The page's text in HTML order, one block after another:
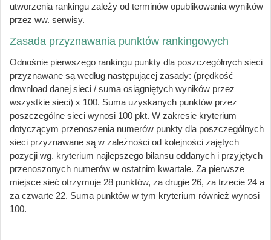
utworzenia rankingu zależy od terminów opublikowania wyników
przez ww. serwisy.
Zasada przyznawania punktów rankingowych
Odnośnie pierwszego rankingu punkty dla poszczegółnych sieci
przyznawane są według następującej zasady: (prędkość
download danej sieci / suma osiągniętych wyników przez
wszystkie sieci) x 100. Suma uzyskanych punktów przez
poszczególne sieci wynosi 100 pkt. W zakresie kryterium
dotyczącym przenoszenia numerów punkty dla poszczególnych
sieci przyznawane są w zależności od kolejności zajętych
pozycji wg. kryterium najlepszego bilansu oddanych i przyjętych
przenoszonych numerów w ostatnim kwartale. Za pierwsze
miejsce sieć otrzymuje 28 punktów, za drugie 26, za trzecie 24 a
za czwarte 22. Suma punktów w tym kryterium również wynosi
100.